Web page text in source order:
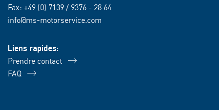
Fax: +49 (0) 7139 / 9376 - 28 64
info@ms-motorservice.com
Liens rapides:
Prendre contact
FAQ